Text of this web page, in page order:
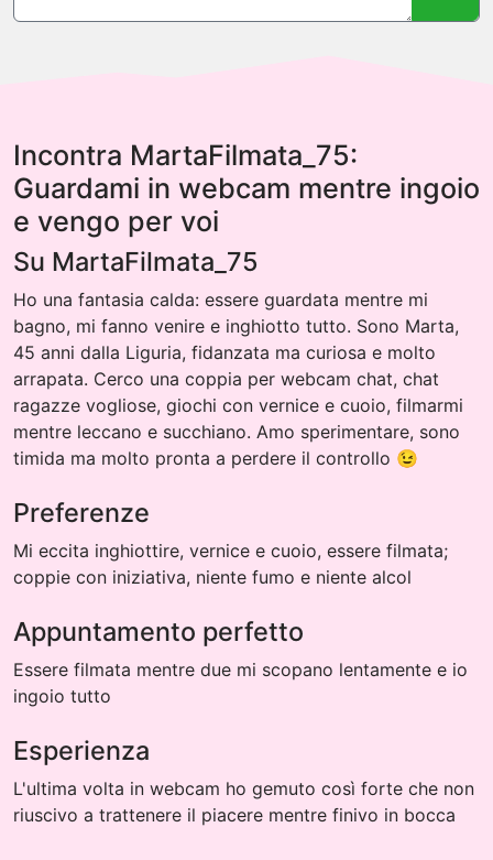
Incontra MartaFilmata_75:
Guardami in webcam mentre ingoio
e vengo per voi
Su MartaFilmata_75
Ho una fantasia calda: essere guardata mentre mi
bagno, mi fanno venire e inghiotto tutto. Sono Marta,
45 anni dalla Liguria, fidanzata ma curiosa e molto
arrapata. Cerco una coppia per webcam chat, chat
ragazze vogliose, giochi con vernice e cuoio, filmarmi
mentre leccano e succhiano. Amo sperimentare, sono
timida ma molto pronta a perdere il controllo 😉
Preferenze
Mi eccita inghiottire, vernice e cuoio, essere filmata;
coppie con iniziativa, niente fumo e niente alcol
Appuntamento perfetto
Essere filmata mentre due mi scopano lentamente e io
ingoio tutto
Esperienza
L'ultima volta in webcam ho gemuto così forte che non
riuscivo a trattenere il piacere mentre finivo in bocca